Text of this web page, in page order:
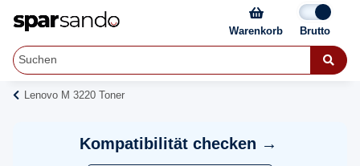
Warenkorb
Lenovo M 3220 Toner
Kompatibilität checken →